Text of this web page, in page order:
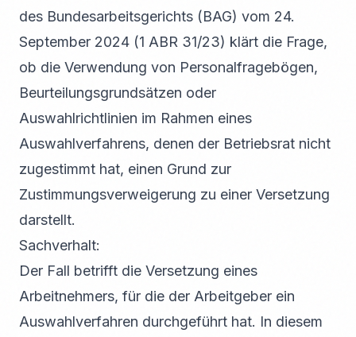
des Bundesarbeitsgerichts (BAG) vom 24.
September 2024 (1 ABR 31/23) klärt die Frage,
ob die Verwendung von Personalfragebögen,
Beurteilungsgrundsätzen oder
Auswahlrichtlinien im Rahmen eines
Auswahlverfahrens, denen der Betriebsrat nicht
zugestimmt hat, einen Grund zur
Zustimmungsverweigerung zu einer Versetzung
darstellt.
Sachverhalt:
Der Fall betrifft die Versetzung eines
Arbeitnehmers, für die der Arbeitgeber ein
Auswahlverfahren durchgeführt hat. In diesem